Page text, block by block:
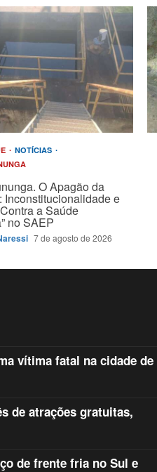
NOTÍCIAS
O Apagão da
Inconstitucionalidade e
a Saúde
no SAEP
7 de agosto de 2026
vítima fatal na cidade de
de atrações gratuitas,
de frente fria no Sul e